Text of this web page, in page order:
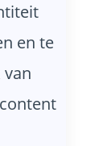
en te